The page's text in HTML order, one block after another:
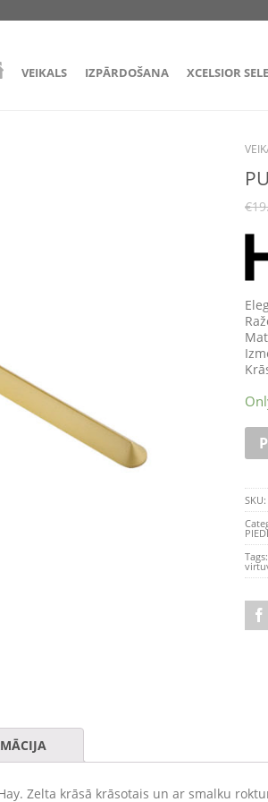
VEIKALS IZPĀRDOŠANA XCELSIOR
€
SKU:
Tags:
Zelta krāsā krāsotais un ar smalku